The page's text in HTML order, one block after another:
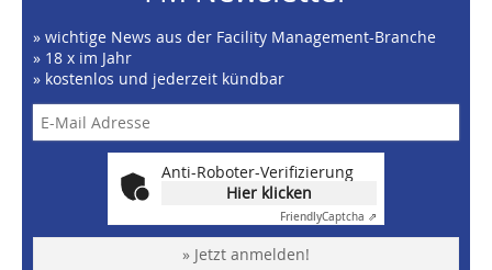
» wichtige News aus der Facility Management-Branche
» 18 x im Jahr
» kostenlos und jederzeit kündbar
Anti-Roboter-Verifizierung
Hier klicken
FriendlyCaptcha ⇗
» Jetzt anmelden!